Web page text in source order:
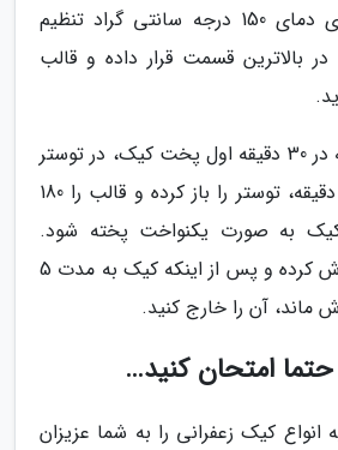
درجه توستر باید روی دمای 150 درجه سانتی گراد تنظیم
بالاترین قسمت قرار داده و قالب
دقت داشته باشید که در 30 دقیقه اول پخت کیک، در توستر
باز نشود. پس از 30 دقیقه، توستر را باز کرده و قالب را 180
کیک به صورت یکنواخت پخته شود.
سپس توستر را خاموش کرده و پس از اینکه کیک به مدت 5
ماند، آن را خارج کنید.
امتحان کنید…
انواع کیک زعفرانی را به شما عزیزان